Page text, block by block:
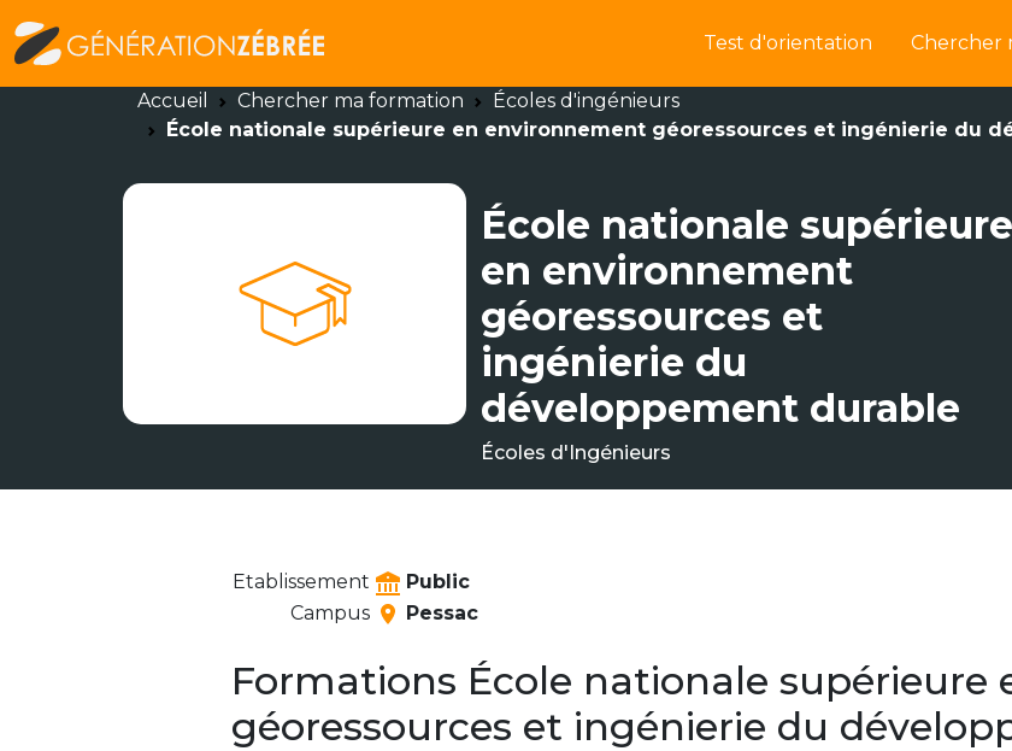
Test d'orientation Chercher
Accueil Chercher ma formation
Écoles d'ingénieurs
École nationale supérieure en environnement géoressources et ingénierie du
École nationale supérieure
en environnement
géoressources et
ingénierie du
développement durable
Écoles d'Ingénieurs
Etablissement
Public
Campus
Pessac
Formations École nationale
géoressources et ingénierie du